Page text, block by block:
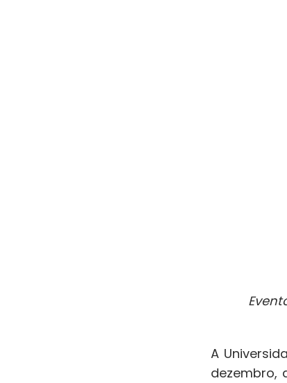
A
dezembro,